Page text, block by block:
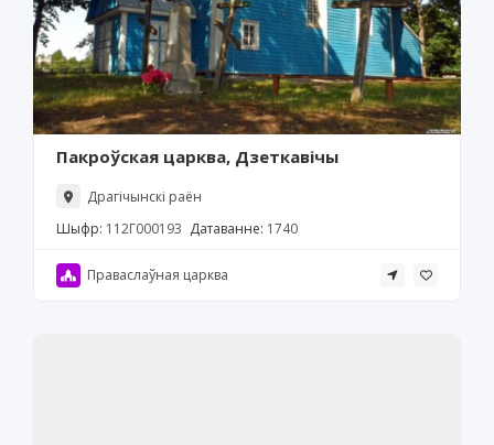
Пакроўская царква, Дзеткавічы
Драгічынскі раён
Шыфр: 112Г000193 Датаванне: 1740
Праваслаўная царква